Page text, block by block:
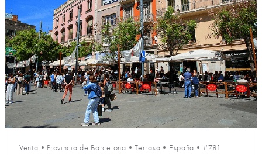
Venta • Provincia de Barcelona •Terrasa • España • #781